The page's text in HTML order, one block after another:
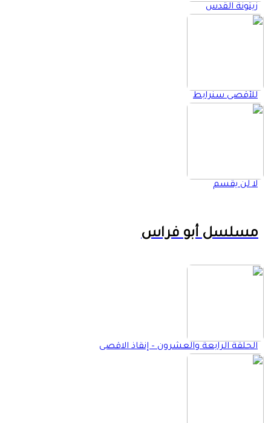
زيتونة القدس
للأقصى سنرابط
لا لن يقسم
مسلسل أبو فراس
الحلقة الرابعة والعشرون – إنقاذ الاقصى